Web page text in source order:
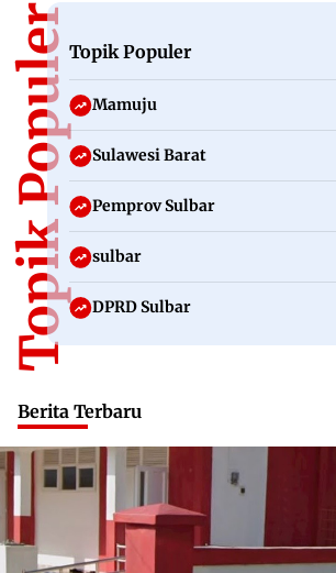
Topik PopulerTopik Populer
Mamuju
Sulawesi Barat
Pemprov Sulbar
sulbar
DPRD Sulbar
Berita Terbaru